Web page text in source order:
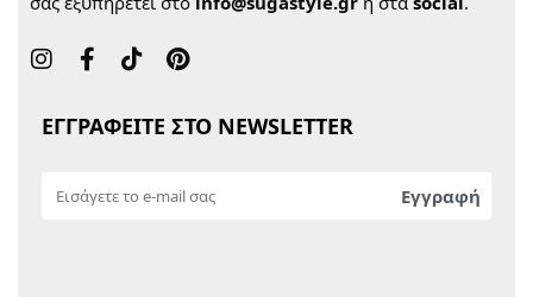
ΕΓΓΡΑΦΕΙΤΕ ΣΤΟ NEWSLETTER